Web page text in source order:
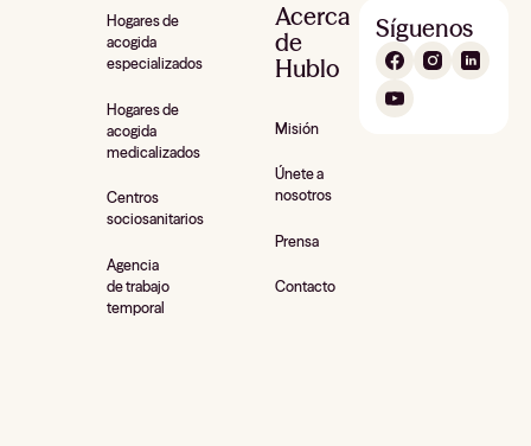
Hogares de
acogida
especializados
Hogares de
acogida
medicalizados
Centros
sociosanitarios
Agencia
de trabajo
temporal
Acerca
de
Hublo
Misión
Únete a
nosotros
Prensa
Contacto
Síguenos